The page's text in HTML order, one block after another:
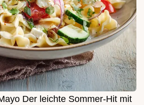
Der leichte Sommer-Hit mit